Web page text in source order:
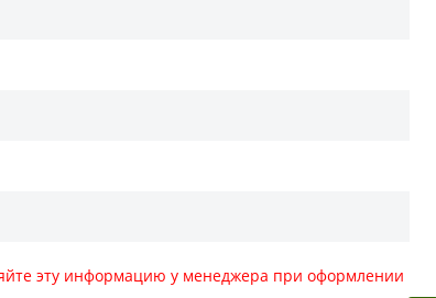
эту информацию у менеджера при оформлении